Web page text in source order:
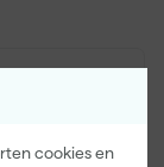
cookies en